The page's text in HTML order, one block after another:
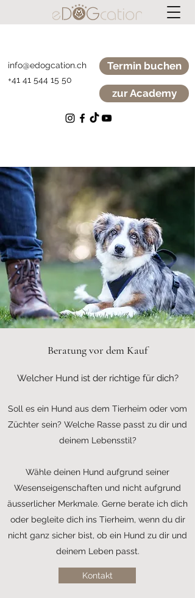
info@edogcation.ch
+41 41 544 15 50
Termin buchen
zur Academy
Beratung vor dem Kauf
Welcher Hund ist der richtige für dich?
Soll es ein Hund aus dem Tierheim oder vom
Züchter sein? Welche Rasse passt zu dir und
deinem Lebensstil?
Wähle deinen Hund aufgrund seiner
Wesenseigenschaften und nicht aufgrund
äusserlicher Merkmale. Gerne berate ich dich
oder begleite dich ins Tierheim, wenn du dir
nicht ganz sicher bist, ob ein Hund zu dir und
deinem Leben passt.
Kontakt